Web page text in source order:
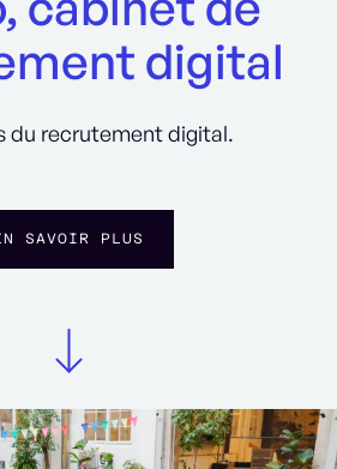
digital
du recrutement digital.
SAVOIR PLUS